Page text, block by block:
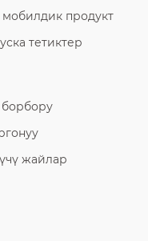
мобилдик продукт
тетиктер
жайлар